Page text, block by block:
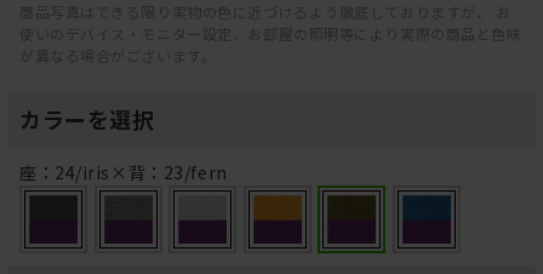
商品写真はできる限り実物の色に近づけるよう徹底しておりますが、 お
使いのデバイス・モニター設定、お部屋の照明等により実際の商品と色味
が異なる場合がございます。
カラーを選択
座：24/iris×背：23/fern